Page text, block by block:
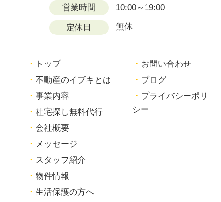
営業時間 10:00～19:00
定休日 無休
トップ
不動産のイブキとは
事業内容
社宅探し無料代行
会社概要
メッセージ
スタッフ紹介
物件情報
生活保護の方へ
お問い合わせ
ブログ
プライバシーポリ
シー